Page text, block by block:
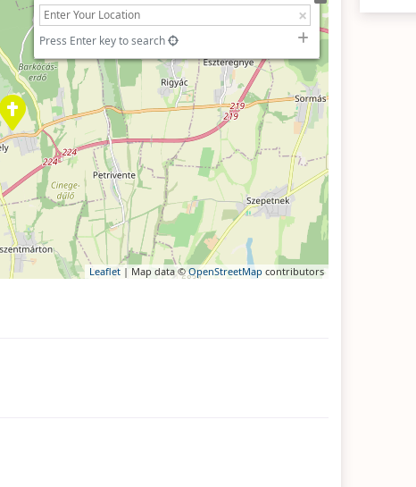
Press Enter key to search
Leaflet| Map data © OpenStreetMap contributors